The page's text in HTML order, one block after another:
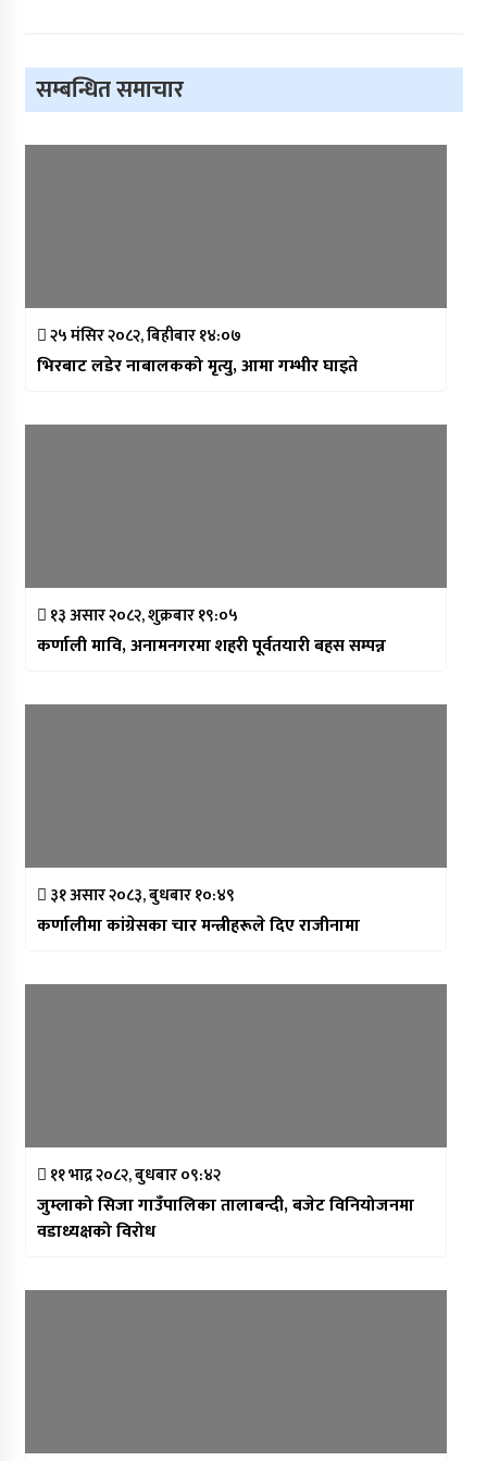
सम्बन्धित समाचार
२५ मंसिर २०८२, बिहीबार १४:०७
भिरबाट लडेर नाबालकको मृत्यु, आमा गम्भीर घाइते
१३ असार २०८२, शुक्रबार १९:०५
कर्णाली मावि, अनामनगरमा शहरी पूर्वतयारी बहस सम्पन्न
३१ असार २०८३, बुधबार १०:४९
कर्णालीमा कांग्रेसका चार मन्त्रीहरूले दिए राजीनामा
११ भाद्र २०८२, बुधबार ०९:४२
जुम्लाको सिजा गाउँपालिका तालाबन्दी, बजेट विनियोजनमा
वडाध्यक्षको विरोध